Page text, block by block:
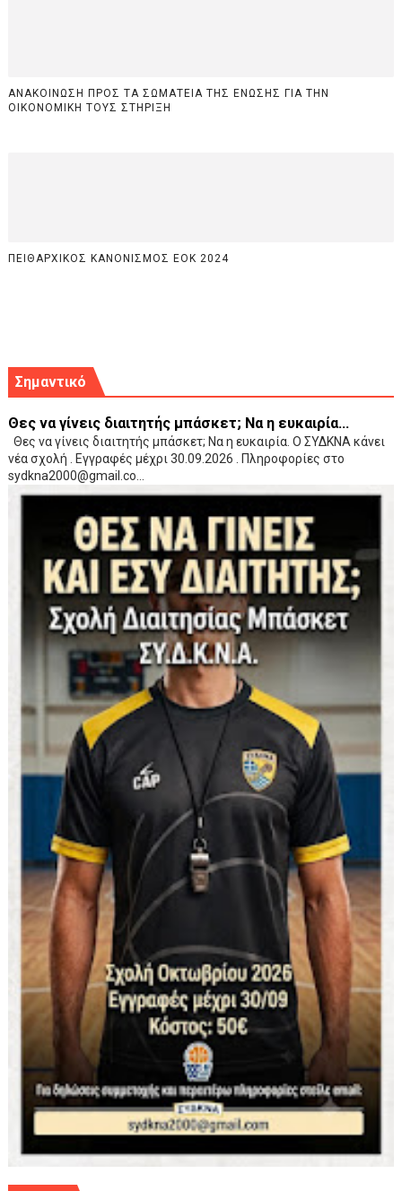
ΑΝΑΚΟΙΝΩΣΗ ΠΡΟΣ ΤΑ ΣΩΜΑΤΕΙΑ ΤΗΣ ΕΝΩΣΗΣ ΓΙΑ ΤΗΝ
ΟΙΚΟΝΟΜΙΚΗ ΤΟΥΣ ΣΤΗΡΙΞΗ
ΠΕΙΘΑΡΧΙΚΟΣ ΚΑΝΟΝΙΣΜΟΣ ΕΟΚ 2024
Σημαντικό
Θες να γίνεις διαιτητής μπάσκετ; Να η ευκαιρία...
Θες να γίνεις διαιτητής μπάσκετ; Να η ευκαιρία. Ο ΣΥΔΚΝΑ κάνει
νέα σχολή . Εγγραφές μέχρι 30.09.2026 . Πληροφορίες στο
sydkna2000@gmail.co...